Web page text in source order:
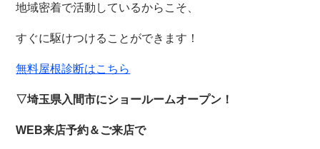
地域密着で活動しているからこそ、
すぐに駆けつけることができます！
無料屋根診断はこちら
▽埼玉県入間市にショールームオープン！
WEB来店予約＆ご来店で